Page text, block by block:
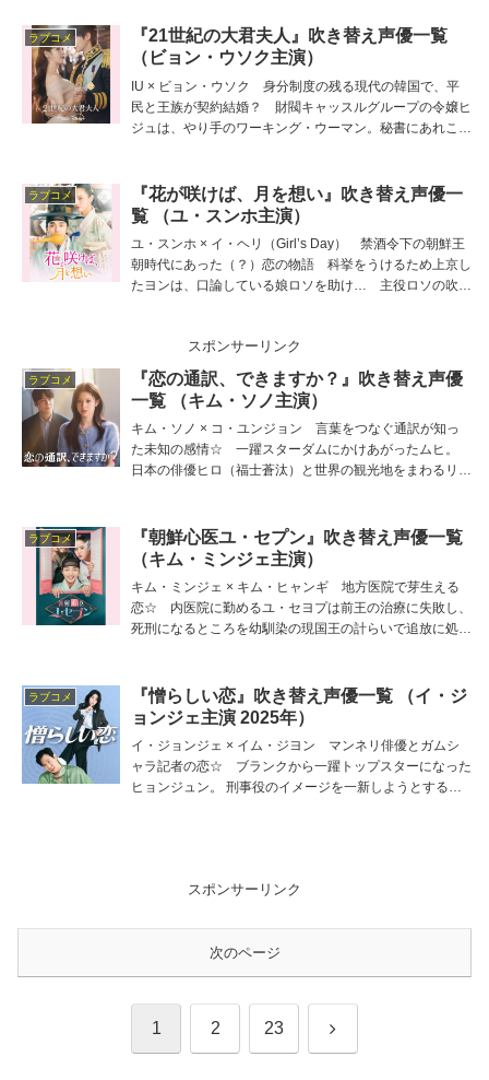
は澤田龍一、小田柿悠太、橘潤二、小宮和枝、島田敏な
ど。
ラブコメ
『21世紀の大君夫人』吹き替え声優一覧
（ビョン・ウソク主演）
IU × ビョン・ウソク 身分制度の残る現代の韓国で、平
民と王族が契約結婚？ 財閥キャッスルグループの令嬢ヒ
ジュは、やり手のワーキング・ウーマン。秘書にあれこれ
生晃司、新藤みなみ、古木海帆など。
ラブコメ
『花が咲けば、月を想い』吹き替え声優一
覧 （ユ・スンホ主演）
ユ・スンホ × イ・ヘリ（Girl’s Day） 禁酒令下の朝鮮王
朝時代にあった（？）恋の物語 科挙をうけるため上京し
たヨンは、口論している娘ロソを助け… 主役ロソの吹き
スポンサーリンク
ラブコメ
『恋の通訳、できますか？』吹き替え声優
一覧 （キム・ソノ主演）
キム・ソノ × コ・ユンジョン 言葉をつなぐ通訳が知っ
た未知の感情☆ 一躍スターダムにかけあがったムヒ。
日本の俳優ヒロ（福士蒼汰）と世界の観光地をまわるリア
吾、秋葉恭平、野々山恵梨など。
ラブコメ
『朝鮮心医ユ・セプン』吹き替え声優一覧
（キム・ミンジェ主演）
キム・ミンジェ × キム・ヒャンギ 地方医院で芽生える
恋☆ 内医院に勤めるユ・セヨプは前王の治療に失敗し、
死刑になるところを幼馴染の現国王の計らいで追放に処さ
ど。
ラブコメ
『憎らしい恋』吹き替え声優一覧 （イ・ジ
ョンジェ主演 2025年）
イ・ジョンジェ × イム・ジヨン マンネリ俳優とガムシ
ャラ記者の恋☆ ブランクから一躍トップスターになった
ヒョンジュン。 刑事役のイメージを一新しようとするが
スポンサーリンク
次のページ
1 2 23 次